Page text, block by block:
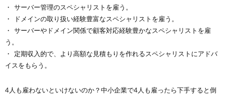
サーバー管理のスペシャリストを雇う。
ドメインの取り扱い経験豊富なスペシャリストを雇う。
サーバーやドメイン関係で顧客対応経験豊かなスペシャリストを雇
う。
定期収入的で、より高額な見積もりを作れるスペシャリストにアドバ
イスをもらう。
4人も雇わないといけないのか？中小企業で4人も雇ったら下手すると倒